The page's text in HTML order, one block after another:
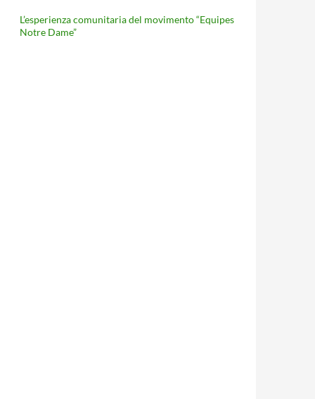
L’esperienza comunitaria del movimento “Equipes
Notre Dame”